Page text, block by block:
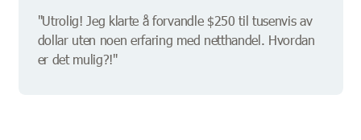
"Utrolig! Jeg klarte å forvandle $250 til tusenvis av
dollar uten noen erfaring med netthandel. Hvordan
er det mulig?!"